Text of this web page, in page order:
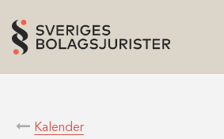
Kalender